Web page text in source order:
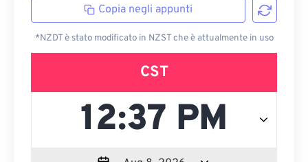
Copia negli appunti
*NZDT è stato modificato in NZST che è attualmente in uso
CST